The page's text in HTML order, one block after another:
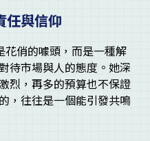
任與信仰
花俏的噱頭，而是一種解
待市場與人的態度。她深
烈，再多的預算也不保證
，往往是一個能引發共鳴